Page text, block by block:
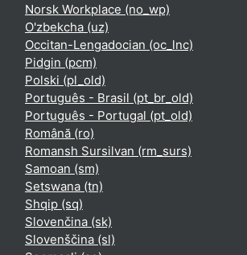
Norsk Workplace ‎(no_wp)‎
O'zbekcha ‎(uz)‎
Occitan-Lengadocian ‎(oc_lnc)‎
Pidgin ‎(pcm)‎
Polski ‎(pl_old)‎
Português - Brasil ‎(pt_br_old)‎
Português - Portugal ‎(pt_old)‎
Română ‎(ro)‎
Romansh Sursilvan ‎(rm_surs)‎
Samoan ‎(sm)‎
Setswana ‎(tn)‎
Shqip ‎(sq)‎
Slovenčina ‎(sk)‎
Slovenščina ‎(sl)‎